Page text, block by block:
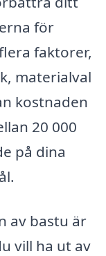
för
faktorer,
materialval
kostnaden
20 000
på dina
av bastu är
vill ha ut av